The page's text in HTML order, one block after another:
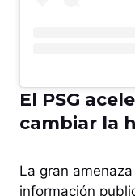
El PSG
cambiar la
La gran
información